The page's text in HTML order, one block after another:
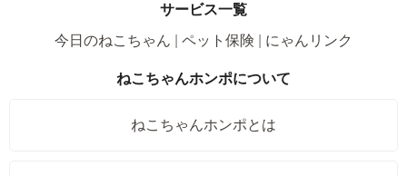
サービス一覧
今日のねこちゃん
ペット保険 にゃんリンク
ねこちゃんホンポについて
ねこちゃんホンポとは